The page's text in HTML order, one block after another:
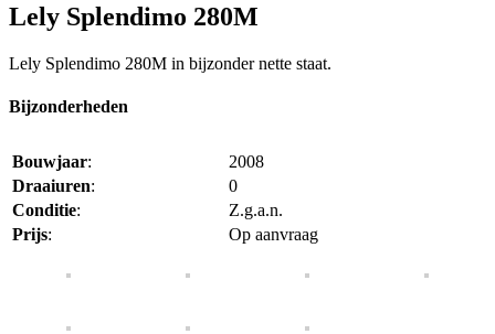
Lely Splendimo 280M
Lely Splendimo 280M in bijzonder nette staat.
Bijzonderheden
Bouwjaar:
2008
Draaiuren:
0
Conditie:
Z.g.a.n.
Prijs: Op aanvraag